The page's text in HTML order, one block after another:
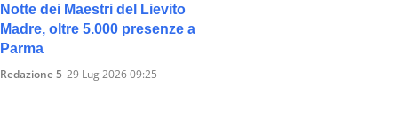
Notte dei Maestri del Lievito
Madre, oltre 5.000 presenze a
Parma
Redazione 5 29 Lug 2026 09:25